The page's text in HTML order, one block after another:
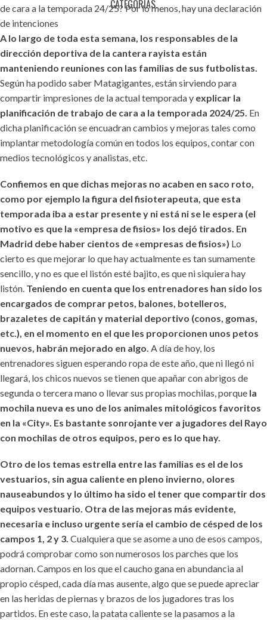
CATEGORÍAS.
de cara a la temporada 24/25? Por lo menos, hay una declaración
de intenciones
A lo largo de toda esta semana, los responsables de la
dirección deportiva de la cantera rayista están
manteniendo reuniones con las familias de sus futbolistas.
Según ha podido saber Matagigantes, están sirviendo para
compartir impresiones de la actual temporada y explicar la
planificación de trabajo de cara a la temporada 2024/25. En
dicha planificación se encuadran cambios y mejoras tales como
implantar metodología común en todos los equipos, contar con
medios tecnológicos y analistas, etc.
Confiemos en que dichas mejoras no acaben en saco roto,
como por ejemplo la figura del fisioterapeuta, que esta
temporada iba a estar presente y ni está ni se le espera (el
motivo es que la «empresa de fisios» los dejó tirados. En
Madrid debe haber cientos de «empresas de fisios») Lo
cierto es que mejorar lo que hay actualmente es tan sumamente
sencillo, y no es que el listón esté bajito, es que ni siquiera hay
listón. Teniendo en cuenta que los entrenadores han sido los
encargados de comprar petos, balones, botelleros,
brazaletes de capitán y material deportivo (conos, gomas,
etc.), en el momento en el que les proporcionen unos petos
nuevos, habrán mejorado en algo. A día de hoy, los
entrenadores siguen esperando ropa de este año, que ni llegó ni
llegará, los chicos nuevos se tienen que apañar con abrigos de
segunda o tercera mano o llevar sus propias mochilas, porque la
mochila nueva es uno de los animales mitológicos favoritos
en la «City». Es bastante sonrojante ver a jugadores del Rayo
con mochilas de otros equipos, pero es lo que hay.
Otro de los temas estrella entre las familias es el de los
vestuarios, sin agua caliente en pleno invierno, olores
nauseabundos y lo último ha sido el tener que compartir dos
equipos vestuario. Otra de las mejoras más evidente,
necesaria e incluso urgente sería el cambio de césped de los
campos 1, 2 y 3. Cualquiera que se asome a uno de esos campos,
podrá comprobar como son numerosos los parches que los
adornan. Campos en los que el caucho gana en abundancia al
propio césped, cada día mas ausente, algo que se puede apreciar
en las heridas de piernas y brazos de los jugadores tras los
partidos. En este caso, la patata caliente se la pasamos a la